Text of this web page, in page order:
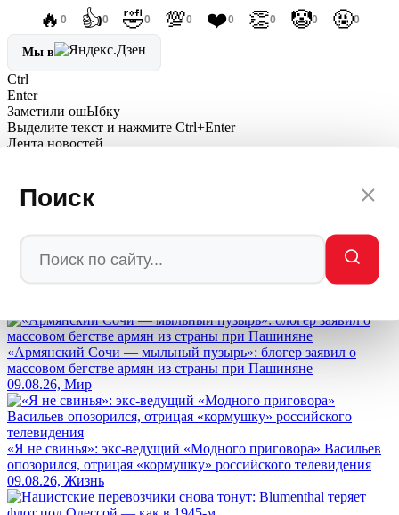
Поиск
🔥 0 👍0 🤣0 💯0 ❤️0 👏0 🤡0 🤬0
Мы в
Ctrl
Enter
Заметили ошЫбку
Выделите текст и нажмите Ctrl+Enter
Лента новостей
Подполковник США Дэвис назвал три причины, почему
Украина уже мертва без условий России
«Пашинян — это Саакашвили 2.0»: Кедми объяснил, почему
«Армянский Сочи — мыльный пузырь»: блогер заявил о
массовом бегстве армян из страны при Пашиняне
09.08.26, Мир
«Я не свинья»: экс-ведущий «Модного приговора» Васильев
опозорился, отрицая «кормушку» российского телевидения
09.08.26, Жизнь